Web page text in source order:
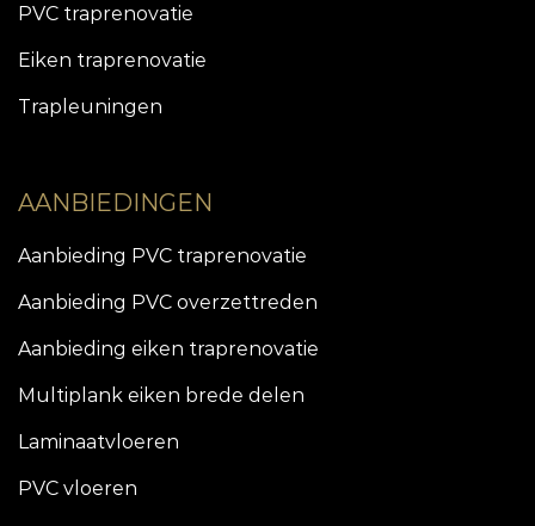
PVC traprenovatie
Eiken traprenovatie
Trapleuningen
AANBIEDINGEN
Aanbieding PVC traprenovatie
Aanbieding PVC overzettreden
Aanbieding eiken traprenovatie
Multiplank eiken brede delen
Laminaatvloeren
PVC vloeren